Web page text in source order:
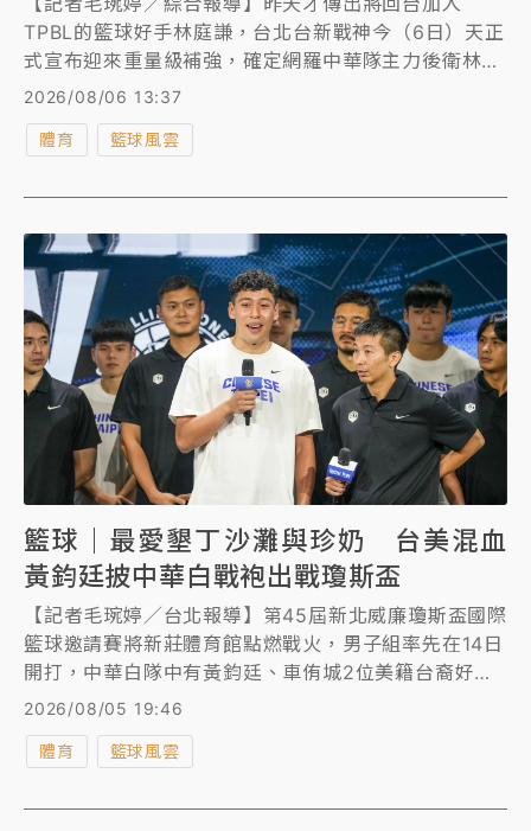
TPBL的籃球好手林庭謙，台北台新戰神今（6日）天正
式宣布迎來重量級補強，確定網羅中華隊主力後衛林庭
謙，雙方簽訂複數年合約，球團將在13日為他舉辦加盟
2026/08/06 13:37
體育 籃球風雲
籃球｜最愛墾丁沙灘與珍奶 台美混血
黃鈞廷披中華白戰袍出戰瓊斯盃
【記者毛琬婷／台北報導】第45屆新北威廉瓊斯盃國際
籃球邀請賽將新莊體育館點燃戰火，男子組率先在14日
開打，中華白隊中有黃鈞廷、車侑城2位美籍台裔好手
助陣，今（5日）天出席賽前記者會的黃均廷最愛台灣
的海灘與實務，「墾丁的海灘很美，但我得說，這裡的
珍珠奶茶絕對是超讚的，還有刈包、牛肉麵也都非常
2026/08/05 19:46
體育 籃球風雲